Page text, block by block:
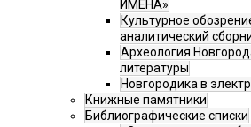
ИМЕНА»
Культурное
аналитический
Археология
литературы
Новгородика в
Книжные памятники
Библиографические списки